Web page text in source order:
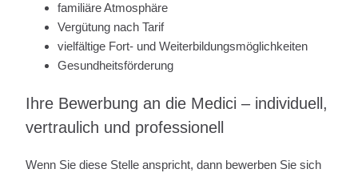
familiäre Atmosphäre
Vergütung nach Tarif
vielfältige Fort- und Weiterbildungsmöglichkeiten
Gesundheitsförderung
Ihre Bewerbung an die Medici – individuell,
vertraulich und professionell
Wenn Sie diese Stelle anspricht, dann bewerben Sie sich